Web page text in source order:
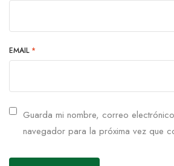
EMAIL *
Guarda mi nombre, correo
navegador para la próxima vez que